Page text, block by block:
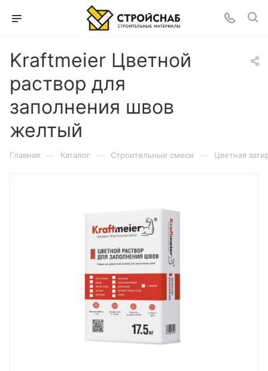
Kraftmeier Цветной
раствор для
заполнения швов
желтый
Главная — Каталог — Строительные смеси — Цветная